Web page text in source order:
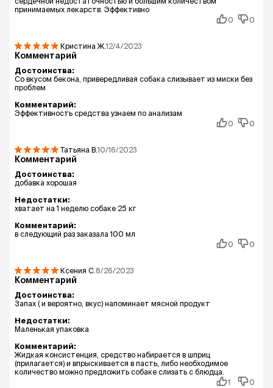
принимаемых лекарств. Эффективно
0
0
Кристина Ж.12/4/2023
Комментарий
Достоинства:
Со вкусом бекона, привередливая собака слизывает из миски без
проблем
Комментарий:
Эффективность средства узнаем по анализам
0
0
Татьяна В.10/16/2023
Комментарий
Достоинства:
добавка хорошая
Недостатки:
хватает на 1 неделю собаке 25 кг
Комментарий:
в следующий раз заказала 100 мл
0
0
Ксения С. 8/26/2023
Комментарий
Достоинства:
Запах ( и вероятно, вкус) напоминает мясной продукт
Недостатки:
Маленькая упаковка
Комментарий:
Жидкая консистенция, средство набирается в шприц
(прилагается) и впрыскивается в пасть, либо необходимое
количество можно предложить собаке слизать с блюдца.
1
0